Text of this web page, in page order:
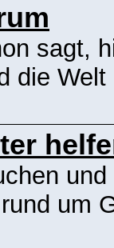
sagt,
die Welt
und
um